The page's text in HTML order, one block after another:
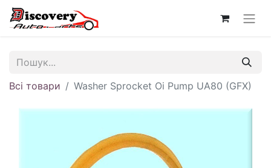
Всі товари Washer Sprocket Oi Pump UA80 (GFX)